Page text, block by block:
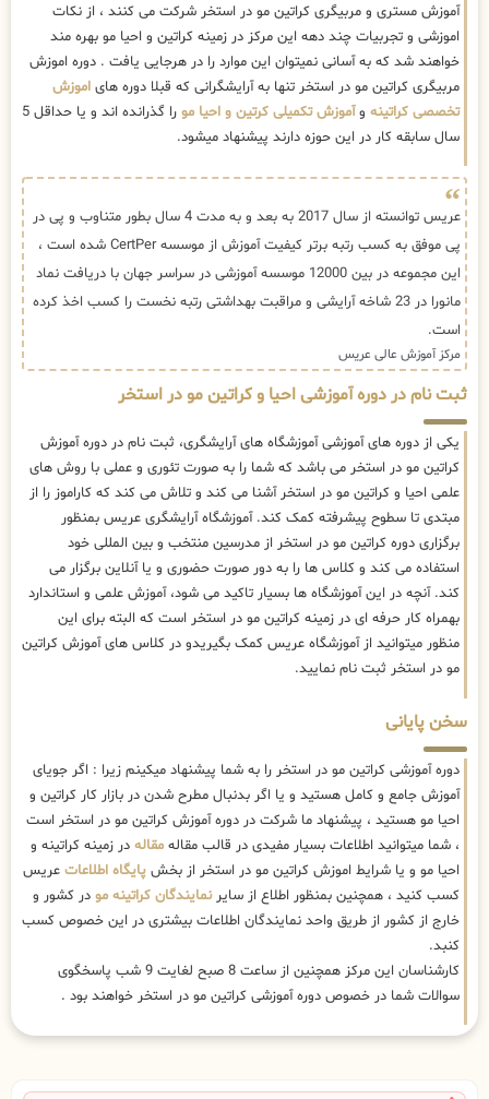
آموزش مستری و مربیگری کراتین مو در استخر شرکت می کنند ، از نکات
اموزشی و تجربیات چند دهه این مرکز در زمینه کراتین و احیا مو بهره مند
خواهند شد که به آسانی نمیتوان این موارد را در هرجایی یافت . دوره اموزش
مربیگری کراتین مو در استخر تنها به آرایشگرانی که قبلا دوره های اموزش
تخصصی کراتینه وآموزش تکمیلی کرتین و احیا مو
را گذرانده اند و یا حداقل 5
سال سابقه کار در این حوزه دارند پیشنهاد میشود.
عریس توانسته از سال 2017 به بعد و به مدت 4 سال بطور متناوب و پی در
پی موفق به کسب رتبه برتر کیفیت آموزش از موسسه CertPer شده است ،
این مجموعه در بین 12000 موسسه آموزشی در سراسر جهان با دریافت نماد
مانورا در 23 شاخه آرایشی و مراقبت بهداشتی رتبه نخست را کسب اخذ کرده
است.
مرکز آموزش عالی عریس
ثبت نام در دوره آموزشی احیا و کراتین مو در استخر
یکی از دوره های آموزشی آموزشگاه های آرایشگری، ثبت نام در دوره آموزش
کراتین مو در استخر می باشد که شما را به صورت تئوری و عملی با روش های
علمی احیا و کراتین مو در استخر آشنا می کند و تلاش می کند که کاراموز را از
مبتدی تا سطوح پیشرفته کمک کند. آموزشگاه آرایشگری عریس بمنظور
برگزاری دوره کراتین مو در استخر از مدرسین منتخب و بین المللی خود
استفاده می کند و کلاس ها را به دور صورت حضوری و یا آنلاین برگزار می
کند. آنچه در این آموزشگاه ها بسیار تاکید می شود، آموزش علمی و استاندارد
بهمراه کار حرفه ای در زمینه کراتین مو در استخر است که البته برای این
منظور میتوانید از آموزشگاه عریس کمک بگیریدو در کلاس های آموزش کراتین
مو در استخر ثبت نام نمایید.
سخن پایانی
دوره آموزشی کراتین مو در استخر را به شما پیشنهاد میکینم زیرا : اگر جویای
آموزش جامع و کامل هستید و یا اگر بدنبال مطرح شدن در بازار کار کراتین و
احیا مو هستید ، پیشنهاد ما شرکت در دوره آموزش کراتین مو در استخر است
، شما میتوانید اطلاعات بسیار مفیدی در قالب مقاله مقاله در زمینه کراتینه و
احیا مو و یا شرایط اموزش کراتین مو در استخر از بخش پایگاه اطلاعات عریس
کسب کنید ، همچنین بمنظور اطلاع از سایرنمایندگان کراتینه مو در کشور و
خارج از کشور از طریق واحد نمایندگان اطلاعات بیشتری در این خصوص کسب
کنبد.
کارشناسان این مرکز همچنین از ساعت 8 صبح لغایت 9 شب پاسخگوی
سوالات شما در خصوص دوره آموزشی کراتین مو در استخر خواهند بود .